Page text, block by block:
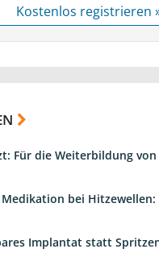
Kostenlos registrieren
Für die Weiterbildung von
bei
Implantat statt